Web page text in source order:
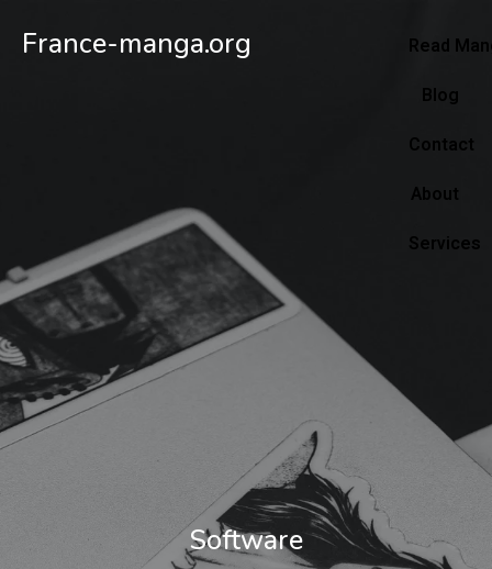
France-manga.org
Read
Blog
Contact
About
Services
Software